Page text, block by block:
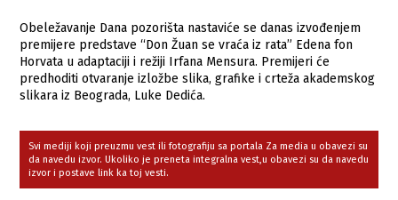
Obeležavanje Dana pozorišta nastaviće se danas izvođenjem
premijere predstave “Don Žuan se vraća iz rata” Edena fon
Horvata u adaptaciji i režiji Irfana Mensura. Premijeri će
predhoditi otvaranje izložbe slika, grafike i crteža akademskog
slikara iz Beograda, Luke Dedića.
Svi mediji koji preuzmu vest ili fotografiju sa portala Za media u obavezi su
da navedu izvor. Ukoliko je preneta integralna vest,u obavezi su da navedu
izvor i postave link ka toj vesti.